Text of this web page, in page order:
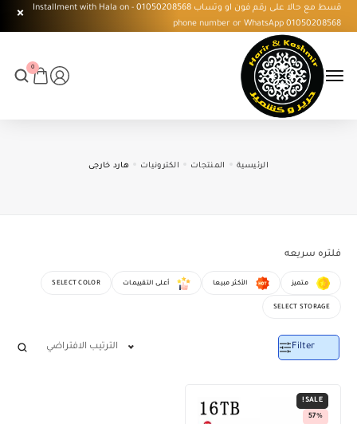
قسط مع حالا على رقم فون او وتساب 01050208568 - Installment with Hala on
phone number or WhatsApp 01050208568
0
الرئيسية المنتجات الكترونيات هارد خارجى
فلتره سريعه
متميز الأكثر مبيعا أعلى التقييمات SELECT COLOR
SELECT STORAGE
Filter الترتيب الافتراضي
SALE!
57%